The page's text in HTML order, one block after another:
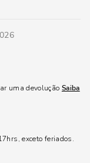
uma devolução Saiba
exceto feriados.